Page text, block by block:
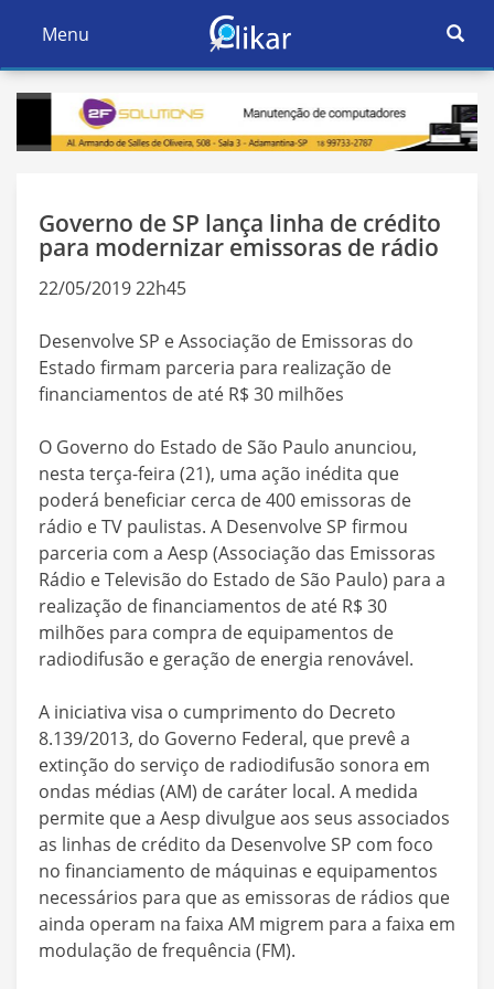
Ativar
Navegação
Menu
Ativar
Governo de SP lança linha de crédito
para modernizar emissoras de rádio
22/05/2019 22h45
Desenvolve SP e Associação de Emissoras do
Estado firmam parceria para realização de
financiamentos de até R$ 30 milhões
O Governo do Estado de São Paulo anunciou,
nesta terça-feira (21), uma ação inédita que
poderá beneficiar cerca de 400 emissoras de
rádio e TV paulistas. A Desenvolve SP firmou
parceria com a Aesp (Associação das Emissoras
Rádio e Televisão do Estado de São Paulo) para a
realização de financiamentos de até R$ 30
milhões para compra de equipamentos de
radiodifusão e geração de energia renovável.
A iniciativa visa o cumprimento do Decreto
8.139/2013, do Governo Federal, que prevê a
extinção do serviço de radiodifusão sonora em
ondas médias (AM) de caráter local. A medida
permite que a Aesp divulgue aos seus associados
as linhas de crédito da Desenvolve SP com foco
no financiamento de máquinas e equipamentos
necessários para que as emissoras de rádios que
ainda operam na faixa AM migrem para a faixa em
modulação de frequência (FM).